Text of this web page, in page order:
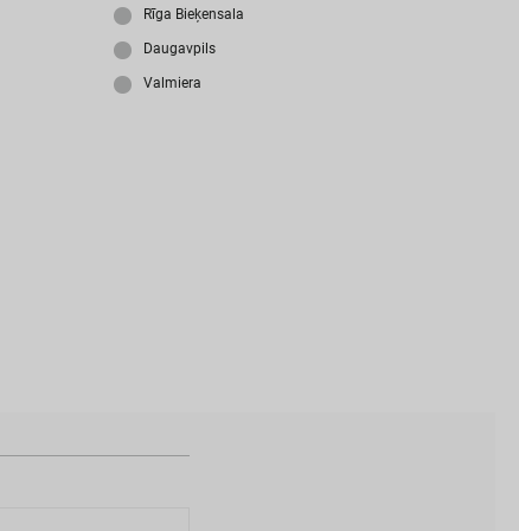
id
Rīga Bieķensala
Daugavpils
Valmiera